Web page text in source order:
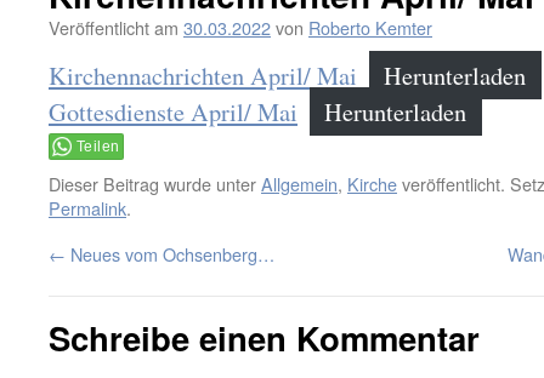
Veröffentlicht am 30.03.2022von Roberto Kemter
Kirchennachrichten April/ Mai
Herunterladen
Gottesdienste April/ Mai
Herunterladen
Teilen
Dieser Beitrag wurde unterAllgemein, Kircheveröffentlicht.
Permalink.
← Neues vom Ochsenberg…
Schreibe einen Kommentar